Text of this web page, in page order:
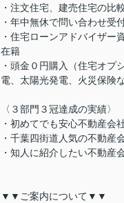
・注文住宅、建売住宅の比
・年中無休で問い合わせ受
・住宅ローンアドバイザー
在籍
・頭金０円購入（住宅オプ
電、太陽光発電、火災保険な
〈３部門３冠達成の実績〉
・初めてでも安心不動産会
・千葉四街道人気の不動産
・知人に紹介したい不動産
▼▼ご案内について▼▼